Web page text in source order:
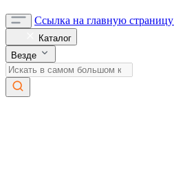
Ссылка на главную страницу
Каталог
Везде